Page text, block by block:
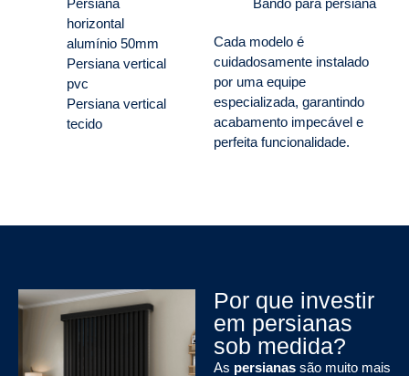
Persiana
horizontal
alumínio 50mm
Persiana vertical
pvc
Persiana vertical
tecido
Bandô para persiana
Cada modelo é
cuidadosamente instalado
por uma equipe
especializada, garantindo
acabamento impecável e
perfeita funcionalidade.
Por que investir
em persianas
sob medida?
As persianas são muito mais